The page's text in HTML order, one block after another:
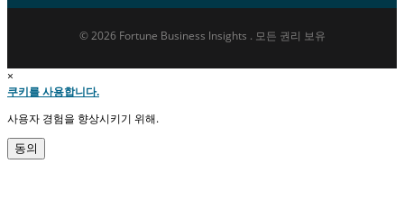
© 2026 Fortune Business Insights . 모든 권리 보유
×
쿠키를 사용합니다.
사용자 경험을 향상시키기 위해.
동의